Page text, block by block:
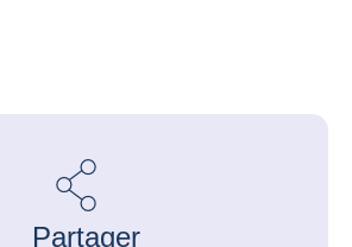
Partager